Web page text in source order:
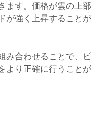
ます。価格が雲の上部
が強く上昇することが
み合わせることで、ビ
より正確に行うことが